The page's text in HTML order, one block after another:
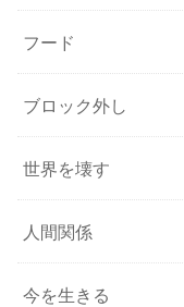
フード
ブロック外し
世界を壊す
人間関係
今を生きる